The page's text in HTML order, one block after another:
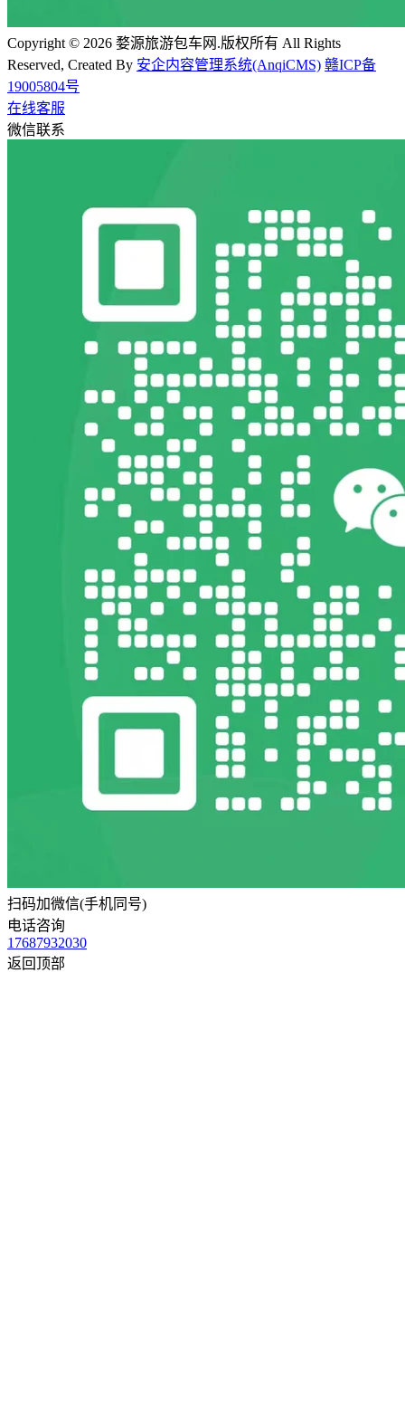
Copyright © 2026 婺源旅游包车网.版权所有 All Rights
Reserved, Created By 安企内容管理系统(AnqiCMS) 赣ICP备
19005804号
在线客服
微信联系
扫码加微信(手机同号)
电话咨询
17687932030
返回顶部